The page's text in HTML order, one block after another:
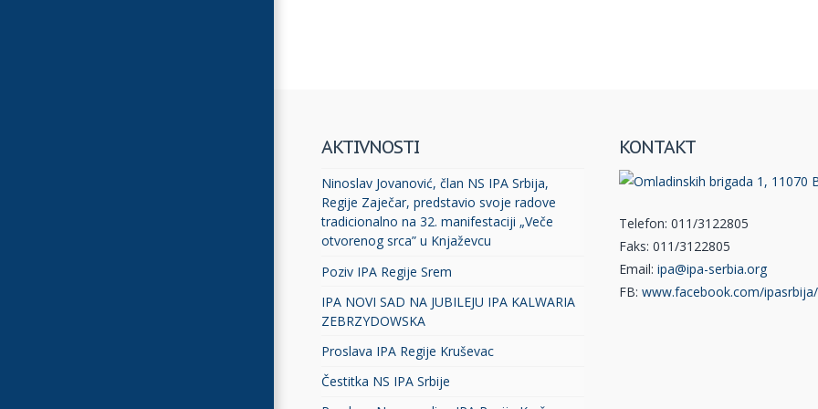
AKTIVNOSTI
Ninoslav Jovanović, član NS IPA Srbija,
Regije Zaječar, predstavio svoje radove
tradicionalno na 32. manifestaciji „Veče
otvorenog srca” u Knjaževcu
Poziv IPA Regije Srem
IPA NOVI SAD NA JUBILEJU IPA KALWARIA
ZEBRZYDOWSKA
Proslava IPA Regije Kruševac
Čestitka NS IPA Srbije
KONTAKT
Telefon: 011/3122805
Faks: 011/3122805
Email: ipa@ipa-serbia.org
FB: www.facebook.com/ipasrbija/